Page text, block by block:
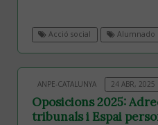
Acció social Alumnado
ANPE-CATALUNYA 24 ABR, 2025
Oposicions 2025:
tribunals i Espai